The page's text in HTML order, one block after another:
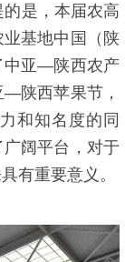
是，本届农高
基地中国（陕
中亚—陕西农产
陕西苹果节，
和知名度的同
阔平台，对于
有重要意义。